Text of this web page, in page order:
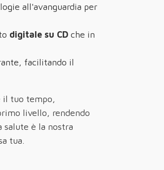
all'avanguardia per
digitale su CD che in
facilitando il
il tuo tempo,
livello, rendendo
salute è la nostra
tua.